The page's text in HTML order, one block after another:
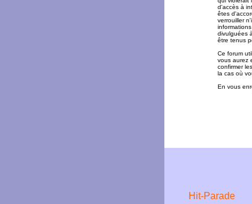
d'accès à
êtes
verrouiller
divulguées
être tenus
Ce forum
vous aurez
confirmer
la cas où
En vous